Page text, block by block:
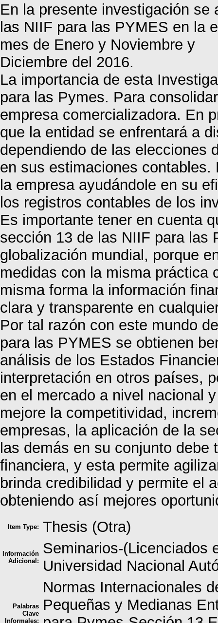
En la presente investigación se
las NIIF para las PYMES en la
mes de Enero y Noviembre y
Diciembre del 2016.
La importancia de esta
para las Pymes. Para
empresa comercializadora. En
que la entidad se enfrentará a
dependiendo de las elecciones
en sus estimaciones
la empresa ayudándole en su
los registros contables de los
Es importante tener en cuenta
sección 13 de las NIIF para las
globalización mundial, porque
medidas con la misma práctica
misma forma la información
clara y transparente en
Por tal razón con este mundo
para las PYMES se obtienen
análisis de los Estados
interpretación en otros países,
en el mercado a nivel nacional
mejore la competitividad,
empresas, la aplicación de la
las demás en su conjunto
financiera, y esta permite
brinda credibilidad y permite el
obteniendo así mejores
Item Type: Thesis (Otra)
Información
Adicional:
Seminarios-(Licenciados
Universidad Nacional
Palabras
Clave
Informales:
Normas Internacionales
Pequeñas y Medianas